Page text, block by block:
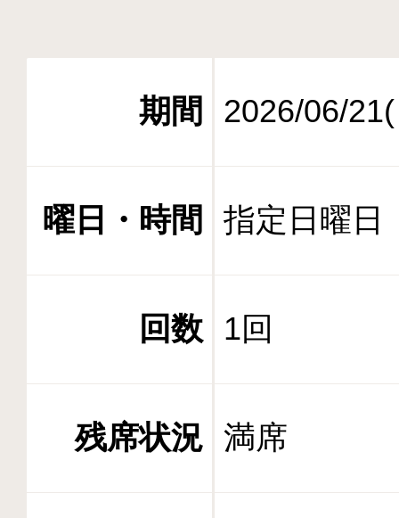
期間 2026/06/
曜日・時間 指定日曜
回数 1回
残席状況 満席